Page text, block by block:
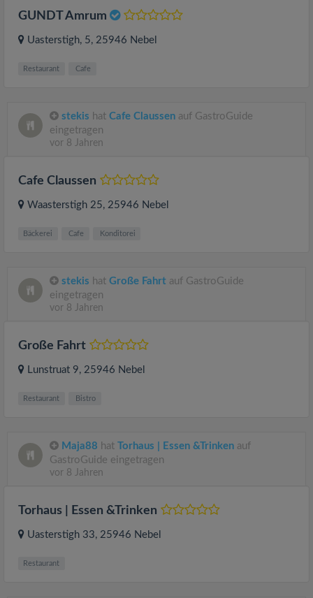
GUNDT Amrum
Uasterstigh, 5, 25946 Nebel
Restaurant Cafe
stekis hat Cafe Claussen auf GastroGuide
eingetragen
vor 8 Jahren
Cafe Claussen
Waasterstigh 25, 25946 Nebel
Bäckerei Cafe Konditorei
stekis hat Große Fahrt auf GastroGuide
eingetragen
vor 8 Jahren
Große Fahrt
Lunstruat 9, 25946 Nebel
Restaurant Bistro
Maja88 hat Torhaus | Essen &Trinken auf
GastroGuide eingetragen
vor 8 Jahren
Torhaus | Essen &Trinken
Uasterstigh 33, 25946 Nebel
Restaurant